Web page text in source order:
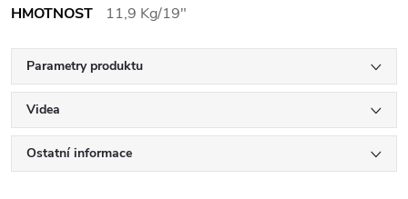
HMOTNOST
11,9 Kg/19"
Parametry produktu
Videa
Ostatní informace